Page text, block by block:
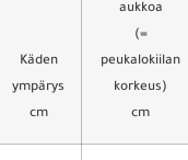
Käden
ympärys
cm
aukkoa
(=
peukalokiilan
korkeus)
cm